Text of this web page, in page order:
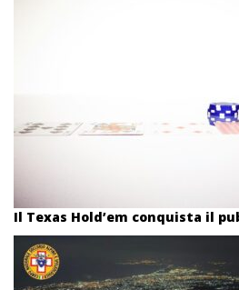
Il Texas Hold’em conquista il